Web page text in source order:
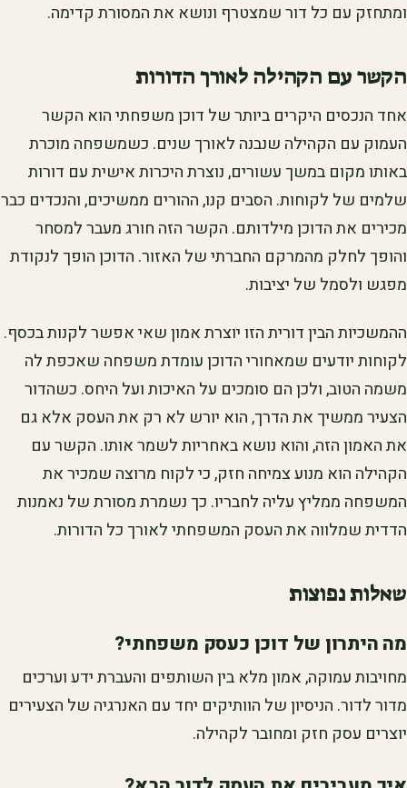
ומתחזק עם כל דור שמצטרף ונושא את המסורת קדימה.
הקשר עם הקהילה לאורך הדורות
אחד הנכסים היקרים ביותר של דוכן משפחתי הוא הקשר
העמוק עם הקהילה שנבנה לאורך שנים. כשמשפחה מוכרת
באותו מקום במשך עשורים, נוצרת היכרות אישית עם דורות
שלמים של לקוחות. הסבים קנו, ההורים ממשיכים, והנכדים כבר
מכירים את הדוכן מילדותם. הקשר הזה חורג מעבר למסחר
והופך לחלק מהמרקם החברתי של האזור. הדוכן הופך לנקודת
מפגש ולסמל של יציבות.
ההמשכיות הבין דורית הזו יוצרת אמון שאי אפשר לקנות בכסף.
לקוחות יודעים שמאחורי הדוכן עומדת משפחה שאכפת לה
משמה הטוב, ולכן הם סומכים על האיכות ועל היחס. כשהדור
הצעיר ממשיך את הדרך, הוא יורש לא רק את העסק אלא גם
את האמון הזה, והוא נושא באחריות לשמר אותו. הקשר עם
הקהילה הוא מנוע צמיחה חזק, כי לקוח מרוצה שמכיר את
המשפחה ממליץ עליה לחבריו. כך נשמרת מסורת של נאמנות
הדדית שמלווה את העסק המשפחתי לאורך כל הדורות.
שאלות נפוצות
מה היתרון של דוכן כעסק משפחתי?
מחויבות עמוקה, אמון מלא בין השותפים והעברת ידע וערכים
מדור לדור. הניסיון של הוותיקים יחד עם האנרגיה של הצעירים
יוצרים עסק חזק ומחובר לקהילה.